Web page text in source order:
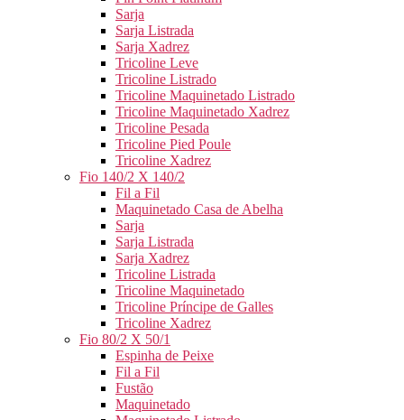
Sarja
Sarja Listrada
Sarja Xadrez
Tricoline Leve
Tricoline Listrado
Tricoline Maquinetado Listrado
Tricoline Maquinetado Xadrez
Tricoline Pesada
Tricoline Pied Poule
Tricoline Xadrez
Fio 140/2 X 140/2
Fil a Fil
Maquinetado Casa de Abelha
Sarja
Sarja Listrada
Sarja Xadrez
Tricoline Listrada
Tricoline Maquinetado
Tricoline Príncipe de Galles
Tricoline Xadrez
Fio 80/2 X 50/1
Espinha de Peixe
Fil a Fil
Fustão
Maquinetado